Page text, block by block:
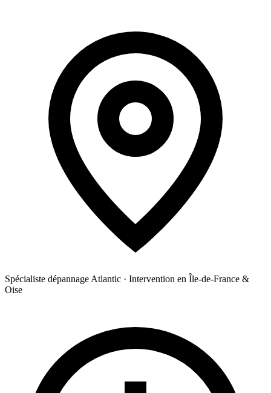
Spécialiste dépannage Atlantic · Intervention en Île-de-France &
Oise